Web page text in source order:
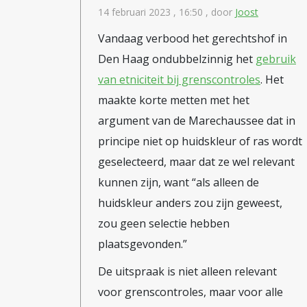
definitie tot meer
vervolgens gelezen als
zichzelf voedt. Niet omdat het
observatie ongelijk verdeeld is,
vergrijp gepakt te worden dan
voordoet als objectiviteit, maar
institutionaliseert. En
Van daad naar intentie Klassiek
verboden is en wordt daarop
en waarschijnlijkheden. Het gaat
iemand mogelijk gaat doen. Dat lijkt een kleine stap, het is een principiële breuk. De burger
wordt niet langer beoordeeld op
taalgebruik en eerdere registraties. Iedereen wordt daarmee in zekere zin verdacht, al is het
met verschillende intensiteit. Wantrouwen als systeem Politie opereert op basis van
14 februari 2023 , 16:50 , door Joost
Vandaag verbood het gerechtshof in
Den Haag ondubbelzinnig het gebruik
van etniciteit bij grenscontroles. Het
maakte korte metten met het
argument van de Marechaussee dat in
principe niet op huidskleur of ras wordt
geselecteerd, maar dat ze wel relevant
kunnen zijn, want “als alleen de
huidskleur anders zou zijn geweest,
zou geen selectie hebben
plaatsgevonden.”
De uitspraak is niet alleen relevant
voor grenscontroles, maar voor alle